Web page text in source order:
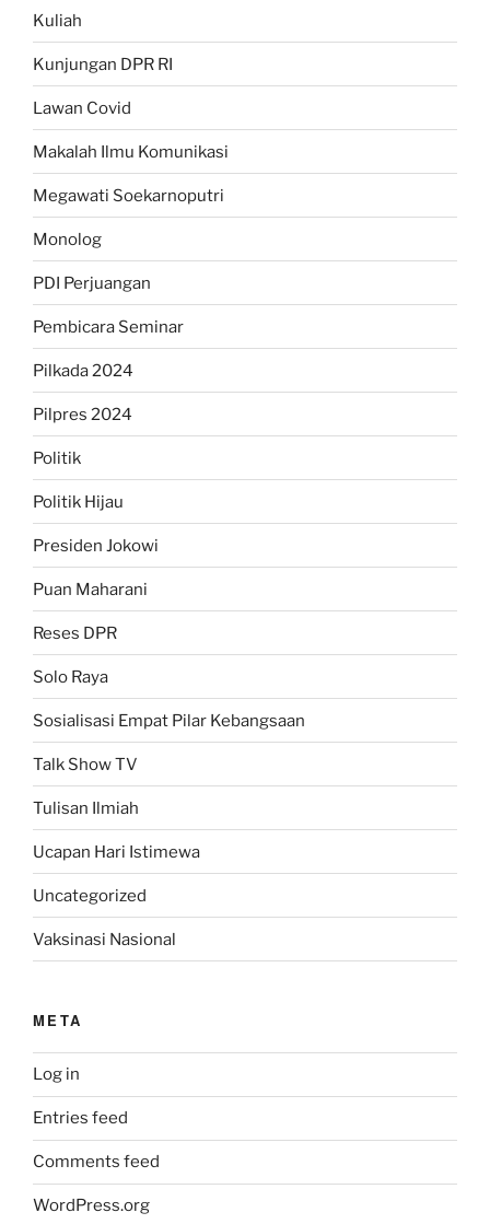
Kuliah
Kunjungan DPR RI
Lawan Covid
Makalah Ilmu Komunikasi
Megawati Soekarnoputri
Monolog
PDI Perjuangan
Pembicara Seminar
Pilkada 2024
Pilpres 2024
Politik
Politik Hijau
Presiden Jokowi
Puan Maharani
Reses DPR
Solo Raya
Sosialisasi Empat Pilar Kebangsaan
Talk Show TV
Tulisan Ilmiah
Ucapan Hari Istimewa
Uncategorized
Vaksinasi Nasional
META
Log in
Entries feed
Comments feed
WordPress.org